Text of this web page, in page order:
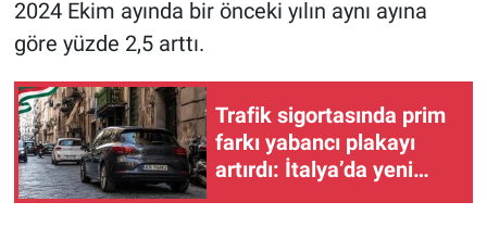
2024 Ekim ayında bir önceki yılın aynı ayına
göre yüzde 2,5 arttı.
Trafik sigortasında prim
farkı yabancı plakayı
artırdı: İtalya’da yeni
trend sigorta